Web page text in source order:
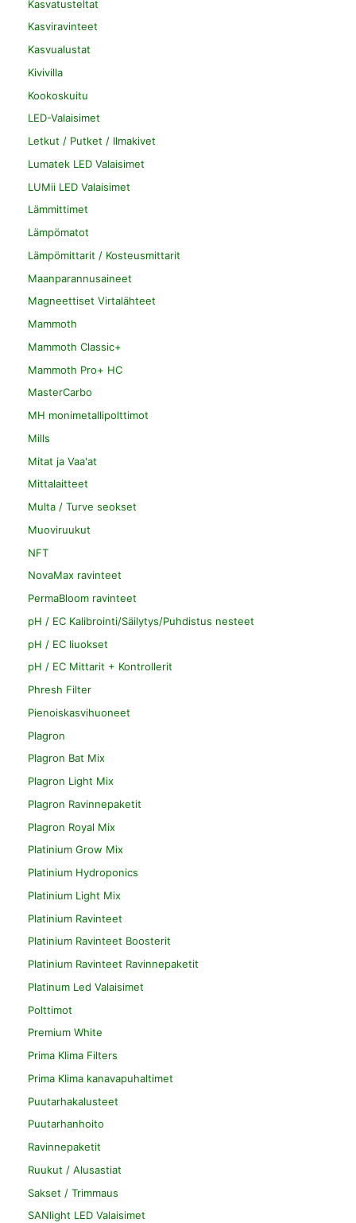
Kasvatusteltat
Kasviravinteet
Kasvualustat
Kivivilla
Kookoskuitu
LED-Valaisimet
Letkut / Putket / Ilmakivet
Lumatek LED Valaisimet
LUMii LED Valaisimet
Lämmittimet
Lämpömatot
Lämpömittarit / Kosteusmittarit
Maanparannusaineet
Magneettiset Virtalähteet
Mammoth
Mammoth Classic+
Mammoth Pro+ HC
MasterCarbo
MH monimetallipolttimot
Mills
Mitat ja Vaa'at
Mittalaitteet
Multa / Turve seokset
Muoviruukut
NFT
NovaMax ravinteet
PermaBloom ravinteet
pH / EC Kalibrointi/Säilytys/Puhdistus nesteet
pH / EC liuokset
pH / EC Mittarit + Kontrollerit
Phresh Filter
Pienoiskasvihuoneet
Plagron
Plagron Bat Mix
Plagron Light Mix
Plagron Ravinnepaketit
Plagron Royal Mix
Platinium Grow Mix
Platinium Hydroponics
Platinium Light Mix
Platinium Ravinteet
Platinium Ravinteet Boosterit
Platinium Ravinteet Ravinnepaketit
Platinum Led Valaisimet
Polttimot
Premium White
Prima Klima Filters
Prima Klima kanavapuhaltimet
Puutarhakalusteet
Puutarhanhoito
Ravinnepaketit
Ruukut / Alusastiat
Sakset / Trimmaus
SANlight LED Valaisimet